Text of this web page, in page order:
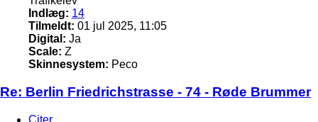
Indlæg: 14
Tilmeldt: 01 jul 2025, 11:05
Digital: Ja
Scale: Z
Skinnesystem: Peco
Re: Berlin Friedrichstrasse - 74 - Røde Brummer
Citer